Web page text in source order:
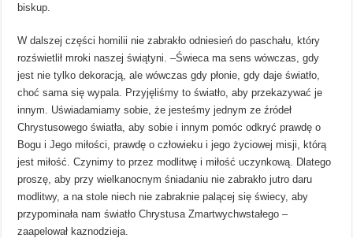
biskup.
W dalszej części homilii nie zabrakło odniesień do paschału, który
rozświetlił mroki naszej świątyni. –Świeca ma sens wówczas, gdy
jest nie tylko dekoracją, ale wówczas gdy płonie, gdy daje światło,
choć sama się wypala. Przyjęliśmy to światło, aby przekazywać je
innym. Uświadamiamy sobie, że jesteśmy jednym ze źródeł
Chrystusowego światła, aby sobie i innym pomóc odkryć prawdę o
Bogu i Jego miłości, prawdę o człowieku i jego życiowej misji, którą
jest miłość. Czynimy to przez modlitwę i miłość uczynkową. Dlatego
proszę, aby przy wielkanocnym śniadaniu nie zabrakło jutro daru
modlitwy, a na stole niech nie zabraknie palącej się świecy, aby
przypominała nam światło Chrystusa Zmartwychwstałego –
zaapelował kaznodzieja.